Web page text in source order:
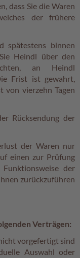
dass Sie die Waren
der frühere
spätestens binnen
Heindl über den
an Heindl
Frist ist gewahrt,
von vierzehn Tagen
Rücksendung der
der Waren nur
einen zur Prüfung
Funktionsweise der
zurückzuführen
Verträgen:
vorgefertigt sind
Auswahl oder